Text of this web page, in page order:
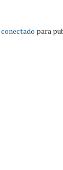
conectado para